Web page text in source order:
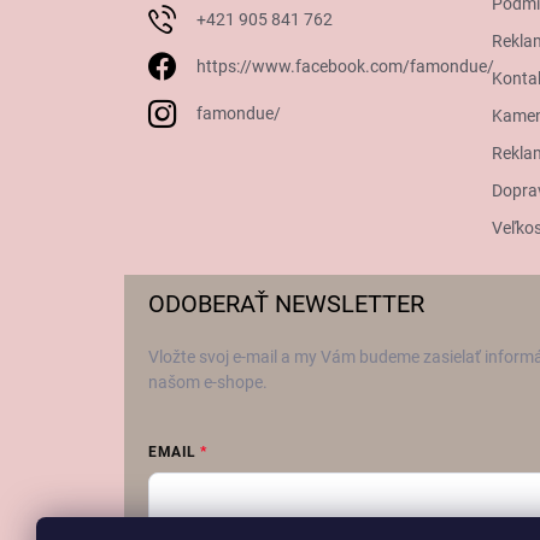
+421 905 841 762
https://www.facebook.com/famondue/
famondue/
ODOBERAŤ NEWSLETTER
Vložte svoj e-mail a my Vám budeme zasielať
našom e-shope.
EMAIL